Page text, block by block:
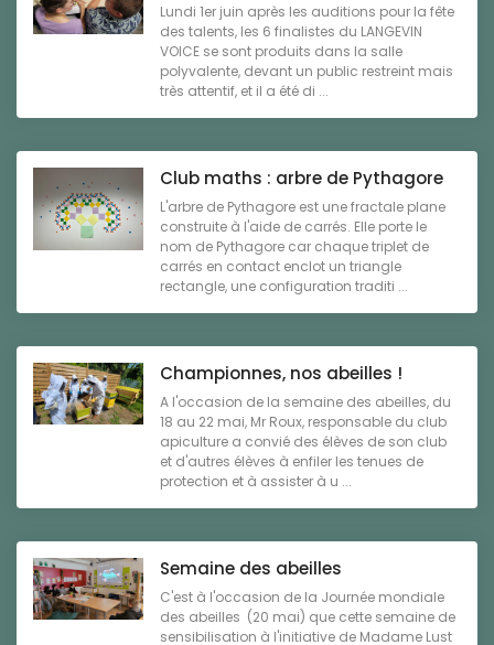
Lundi 1er juin après les auditions pour la fête
des talents, les 6 finalistes du LANGEVIN
VOICE se sont produits dans la salle
polyvalente, devant un public restreint mais
très attentif, et il a été di ...
Club maths : arbre de Pythagore
L'arbre de Pythagore est une fractale plane
construite à l'aide de carrés. Elle porte le
nom de Pythagore car chaque triplet de
carrés en contact enclot un triangle
rectangle, une configuration traditi ...
Championnes, nos abeilles !
A l'occasion de la semaine des abeilles, du
18 au 22 mai, Mr Roux, responsable du club
apiculture a convié des élèves de son club
et d'autres élèves à enfiler les tenues de
protection et à assister à u ...
Semaine des abeilles
C'est à l'occasion de la Journée mondiale
des abeilles (20 mai) que cette semaine de
sensibilisation à l'initiative de Madame Lust